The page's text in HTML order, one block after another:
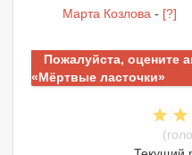
Марта Козлова - [?]
Пожалуйста, оцените
«Мёртвые ласточки»